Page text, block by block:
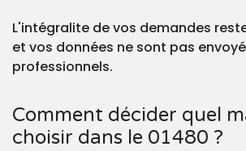
L'intégralite de vos demandes
et vos données ne sont pas
professionnels.
Comment décider quel
choisir dans le 01480 ?